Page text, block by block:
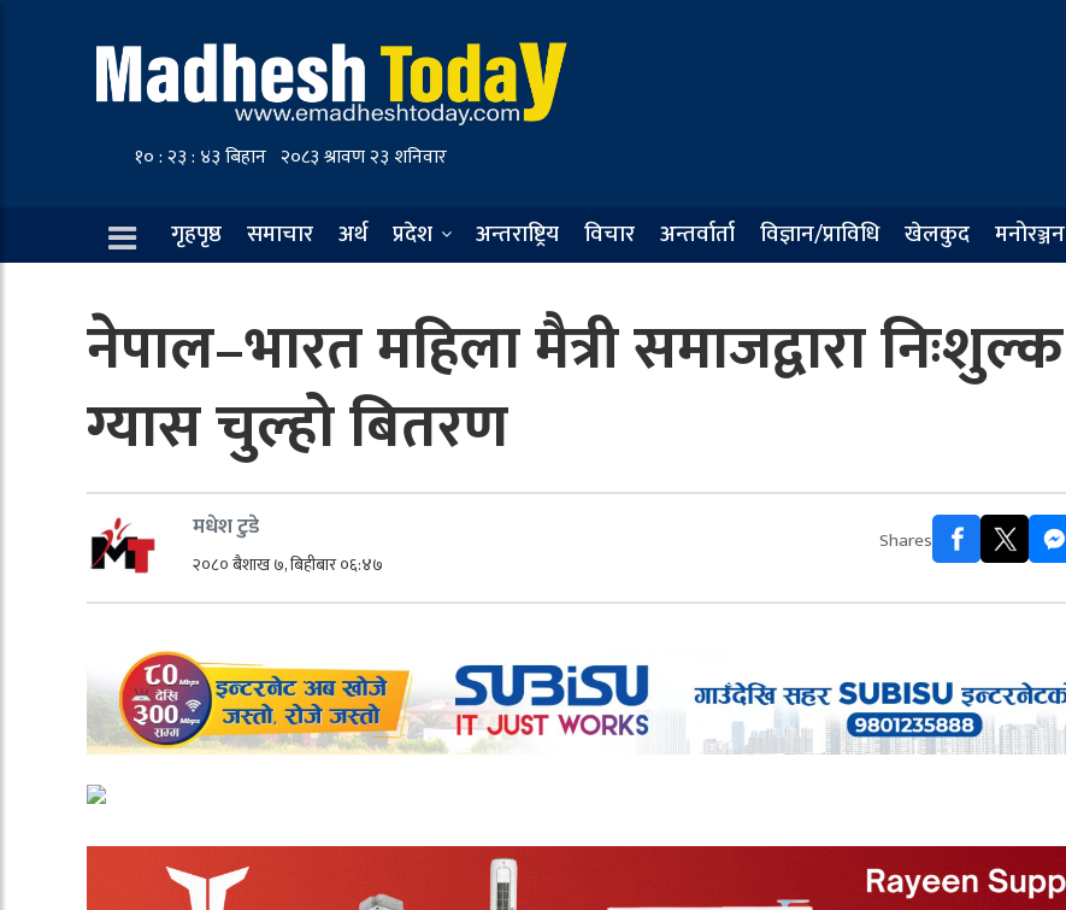
गृहपृष्ठ समाचार अर्थ प्रदेश अन्तराष्ट्रिय विचार अन्तर्वार्ता विज्ञान/प्राविधि खेलकुद मनोरञ्जन
नेपाल–भारत महिला मैत्री समाजद्वारा निःशुल्क
ग्यास चुल्हो बितरण
मधेश टुडे
२०८० बैशाख ७, बिहीबार ०६:४७
Shares